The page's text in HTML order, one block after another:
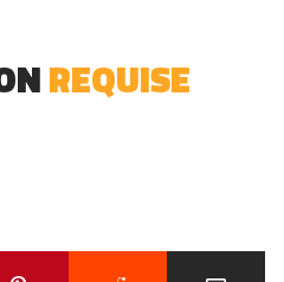
REQUISE